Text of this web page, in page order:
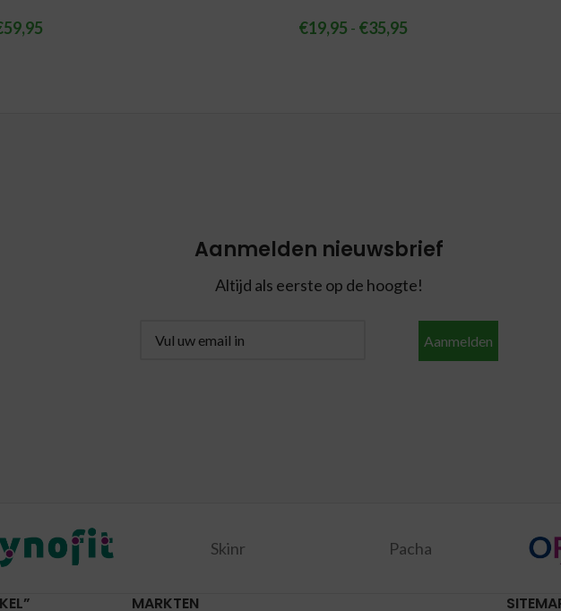
59,95 €19,95 - €35,95
Aanmelden nieuwsbrief
Altijd als eerste op de hoogte!
Aanmelden
Skinr Pacha
MARKTEN